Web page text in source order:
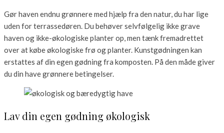
Gør haven endnu grønnere med hjælp fra den natur, du har lige
uden for terrassedøren. Du behøver selvfølgelig ikke grave
haven og ikke-økologiske planter op, men tænk fremadrettet
over at købe økologiske frø og planter. Kunstgødningen kan
erstattes af din egen gødning fra komposten. På den måde giver
du din have grønnere betingelser.
Lav din egen gødning økologisk